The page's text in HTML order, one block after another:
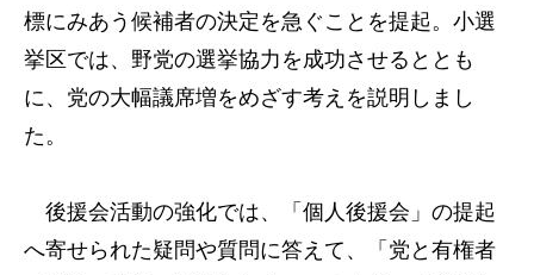
標にみあう候補者の決定を急ぐことを提起。小選
挙区では、野党の選挙協力を成功させるととも
に、党の大幅議席増をめざす考えを説明しまし
た。
後援会活動の強化では、「個人後援会」の提起
へ寄せられた疑問や質問に答えて、「党と有権者